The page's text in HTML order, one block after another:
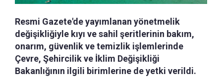
Resmi Gazete'de yayımlanan yönetmelik
değişikliğiyle kıyı ve sahil şeritlerinin bakım,
onarım, güvenlik ve temizlik işlemlerinde
Çevre, Şehircilik ve İklim Değişikliği
Bakanlığının ilgili birimlerine de yetki verildi.